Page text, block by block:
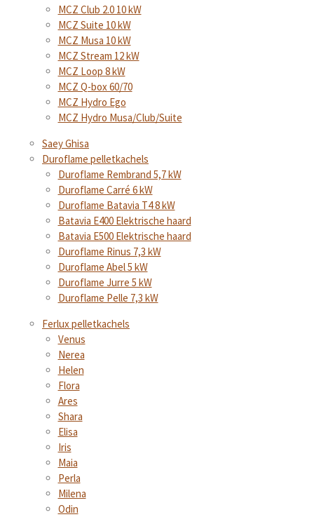
MCZ Club 2.0 10 kW
MCZ Suite 10 kW
MCZ Musa 10 kW
MCZ Stream 12 kW
MCZ Loop 8 kW
MCZ Q-box 60/70
MCZ Hydro Ego
MCZ Hydro Musa/Club/Suite
Saey Ghisa
Duroflame pelletkachels
Duroflame Rembrand 5,7 kW
Duroflame Carré 6 kW
Duroflame Batavia T4 8 kW
Batavia E400 Elektrische haard
Batavia E500 Elektrische haard
Duroflame Rinus 7,3 kW
Duroflame Abel 5 kW
Duroflame Jurre 5 kW
Duroflame Pelle 7,3 kW
Ferlux pelletkachels
Venus
Nerea
Helen
Flora
Ares
Shara
Elisa
Iris
Maia
Perla
Milena
Odin